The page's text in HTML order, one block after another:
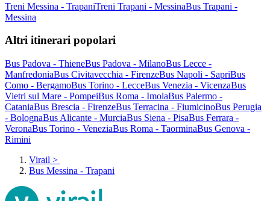
Treni Messina - TrapaniTreni Trapani - MessinaBus Trapani -
Messina
Altri itinerari popolari
Bus Padova - ThieneBus Padova - MilanoBus Lecce -
ManfredoniaBus Civitavecchia - FirenzeBus Napoli - SapriBus
Como - BergamoBus Torino - LecceBus Venezia - VicenzaBus
Vietri sul Mare - PompeiBus Roma - ImolaBus Palermo -
CataniaBus Brescia - FirenzeBus Terracina - FiumicinoBus Perugia
- BolognaBus Alicante - MurciaBus Siena - PisaBus Ferrara -
VeronaBus Torino - VeneziaBus Roma - TaorminaBus Genova -
Rimini
Virail >
Bus Messina - Trapani